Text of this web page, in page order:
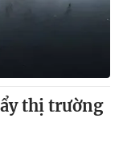
thị trường